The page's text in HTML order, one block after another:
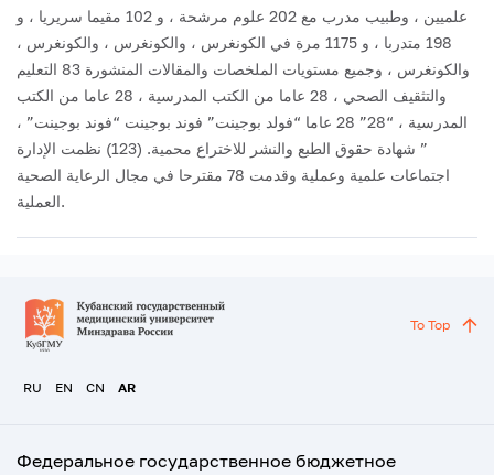
علميين ، وطبيب مدرب مع 202 علوم مرشحة ، و 102 مقيما سريريا ، و
198 متدربا ، و 1175 مرة في الكونغرس ، والكونغرس ، والكونغرس ،
والكونغرس ، وجميع مستويات الملخصات والمقالات المنشورة 83 التعليم
والتثقيف الصحي ، 28 عاما من الكتب المدرسية ، 28 عاما من الكتب
المدرسية ، “28” 28 عاما “فولد بوجينت” فوند بوجينت “فوند بوجينت” ،
” شهادة حقوق الطبع والنشر للاختراع محمية. (123) نظمت الإدارة
اجتماعات علمية وعملية وقدمت 78 مقترحا في مجال الرعاية الصحية
العملية.
RU EN CN AR
To Top
Федеральное государственное бюджетное